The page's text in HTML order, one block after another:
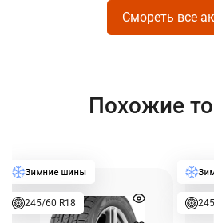
Смореть все
Похожие
245/60 R18